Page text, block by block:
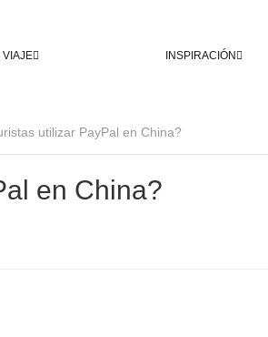
VIAJE INSPIRACIÓN
utilizar PayPal en China?
en China?